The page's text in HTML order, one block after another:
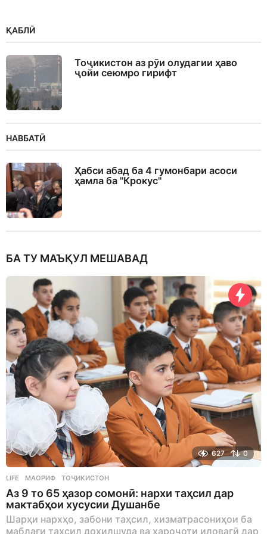
ҚАБЛӢ
Тоҷикистон аз рӯи олудагии ҳаво
ҷойи сеюмро гирифт
НАВБАТӢ
Ҳабси абад ба 4 гумонбари асоси
ҳамла ба "Крокус"
БА ТУ МАЪҚУЛ МЕШАВАД
627 0
LIFE МАОРИФ ,ТОҶИКИСТОН
Аз 9 то 65 ҳазор сомонӣ: нархи таҳсил дар
мактабҳои хусусии Душанбе
Шарҳи нархҳо, забони таҳсил, хизматрасониҳои ба
маблағи таҳсил дохилшуда ва хароҷоти иловагӣ дар